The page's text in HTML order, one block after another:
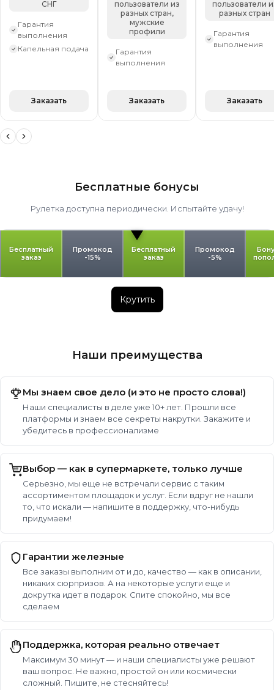
СНГ
Гарантия
выполнения
Капельная подача
Заказать
пользователи из
разных стран,
мужские
профили
Гарантия
выполнения
Заказать
пользователи
разных стран
Гарантия
выполнения
Заказать
Бесплатные бонусы
Рулетка доступна периодически. Испытайте удачу!
Бесплатный
заказ
Промокод
-15%
Бесплатный
заказ
Промокод
-5%
Крутить
Наши преимущества
Мы знаем свое дело (и это не просто слова!)
Наши специалисты в деле уже 10+ лет. Прошли все
платформы и знаем все секреты накрутки. Закажите и
убедитесь в профессионализме
Выбор — как в супермаркете, только лучше
Серьезно, мы еще не встречали сервис с таким
ассортиментом площадок и услуг. Если вдруг не нашли
то, что искали — напишите в поддержку, что-нибудь
придумаем!
Гарантии железные
Все заказы выполним от и до, качество — как в описании,
никаких сюрпризов. А на некоторые услуги еще и
докрутка идет в подарок. Спите спокойно, мы все
сделаем
Поддержка, которая реально отвечает
Максимум 30 минут — и наши специалисты уже решают
ваш вопрос. Не важно, простой он или космически
сложный. Пишите, не стесняйтесь!